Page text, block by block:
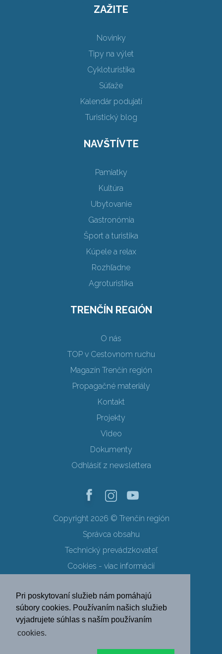
Pri poskytovaní služieb nám pomáhajú
súbory cookies. Používaním našich služieb
vyjadrujete súhlas s naším používaním
cookies.
ZAŽITE
Novinky
Tipy na výlet
Cykloturistika
Súťaže
Kalendár podujatí
Turistický blog
NAVŠTÍVTE
Pamiatky
Kultúra
Ubytovanie
Gastronómia
Šport a turistika
Kúpele a relax
Rozhľadne
Agroturistika
TRENČÍN REGIÓN
O nás
TOP v Cestovnom ruchu
Magazín Trenčín región
Propagačné materiály
Kontakt
Projekty
Video
Dokumenty
Odhlásiť z newslettera
Copyright 2026 © Trenčín región
Správca obsahu
Technický prevádzkovateľ
Cookies - viac informácií
Ochrana osobných údajov
SK EN DE
PL